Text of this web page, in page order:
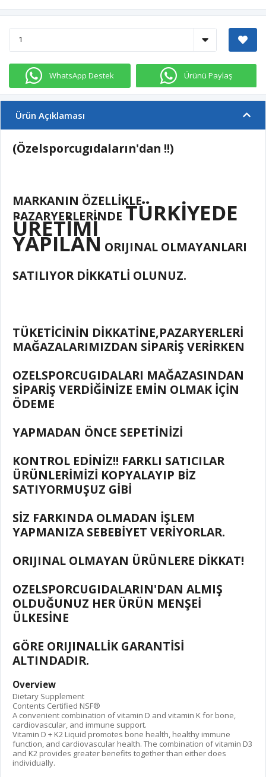
WhatsApp Destek Ürünü Paylaş
Ürün Açıklaması
(Özelsporcugıdaların'dan !!)
MARKANIN ÖZELLİKLE
PAZARYERLERİNDE TÜRKİYEDE
ÜRETİMİ
YAPILAN ORIJINAL OLMAYANLARI
SATILIYOR DİKKATLİ OLUNUZ.
TÜKETİCİNİN DİKKATİNE,PAZARYERLERİ
MAĞAZALARIMIZDAN SİPARİŞ VERİRKEN
OZELSPORCUGIDALARI MAĞAZASINDAN
SİPARİŞ VERDİĞİNİZE EMİN OLMAK İÇİN
ÖDEME
YAPMADAN ÖNCE SEPETİNİZİ
KONTROL EDİNİZ!! FARKLI SATICILAR
ÜRÜNLERİMİZİ KOPYALAYIP BİZ
SATIYORMUŞUZ GİBİ
SİZ FARKINDA OLMADAN İŞLEM
YAPMANIZA SEBEBİYET VERİYORLAR.
ORIJINAL OLMAYAN ÜRÜNLERE DİKKAT!
OZELSPORCUGIDALARIN'DAN ALMIŞ
OLDUĞUNUZ HER ÜRÜN MENŞEİ
ÜLKESİNE
GÖRE ORIJINALLİK GARANTİSİ
ALTINDADIR.
Overview
Dietary Supplement
Contents Certified NSF®
A convenient combination of vitamin D and vitamin K for bone,
cardiovascular, and immune support.
Vitamin D + K2 Liquid promotes bone health, healthy immune
function, and cardiovascular health. The combination of vitamin D3
and K2 provides greater benefits together than either does
individually.